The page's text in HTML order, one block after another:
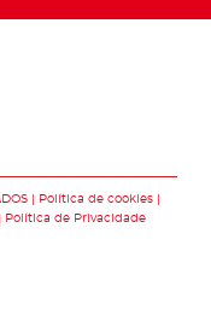
Política de cookies
Política de Privacidade